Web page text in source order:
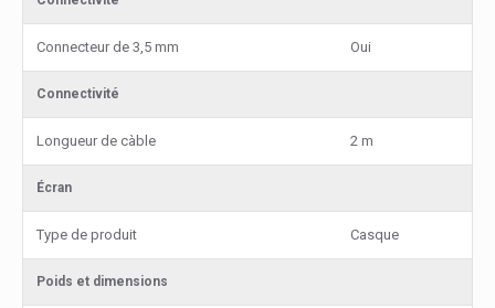
Connecteur de 3,5 mm Oui
Connectivité
Longueur de càble 2 m
Écran
Type de produit Casque
Poids et dimensions